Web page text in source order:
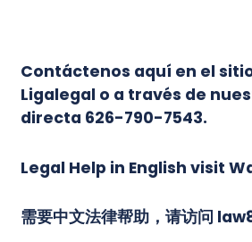
Contáctenos aquí en el
Ligalegal o a través de
directa 626-790-7543.
Legal Help in English visit
需要中文法律帮助，请访问